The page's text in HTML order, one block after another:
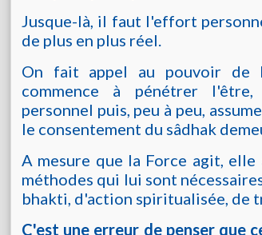
Jusque-là, il faut l'effort
de plus en plus réel.
On fait appel au pouvoir
commence à pénétrer
personnel puis, peu à peu,
le consentement du sâdhak
A mesure que la Force agit,
méthodes qui lui sont
bhakti, d'action spiritualisée, de
C'est une erreur de penser que